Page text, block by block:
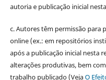
autoria e publicação inicial
c. Autores têm permissão para
online (ex.: em repositórios
após a publicação inicial nesta
alterações produtivas, bem
trabalho publicado (VejaO